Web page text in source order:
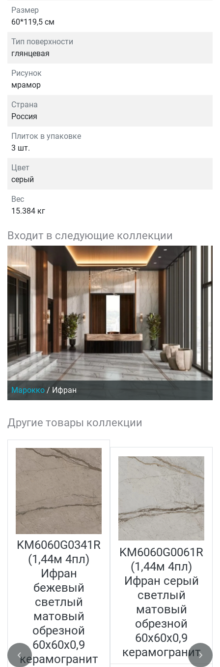
Размер
60*119,5 см
Тип поверхности
глянцевая
Рисунок
мрамор
Страна
Россия
Плиток в упаковке
3 шт.
Цвет
серый
Вес
15.384 кг
Входит в следующие коллекции
Марокко / Ифран
Другие товары коллекции
KM6060G0341R
(1,44м 4пл)
Ифран
бежевый
светлый
матовый
обрезной
60x60x0,9
керамогранит
KM6060G0061R
(1,44м 4пл)
Ифран серый
светлый
матовый
обрезной
60x60x0,9
керамогранит